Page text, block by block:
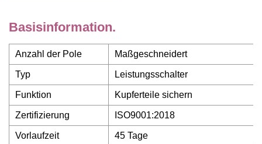
Basisinformation.
Anzahl der Pole Maßgeschneidert
Typ Leistungsschalter
Funktion Kupferteile sichern
Zertifizierung ISO9001:2018
Vorlaufzeit 45 Tage